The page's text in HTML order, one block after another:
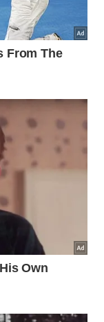
aparência
Mata
uma fruta
valor
recém-
de fruta
para ser